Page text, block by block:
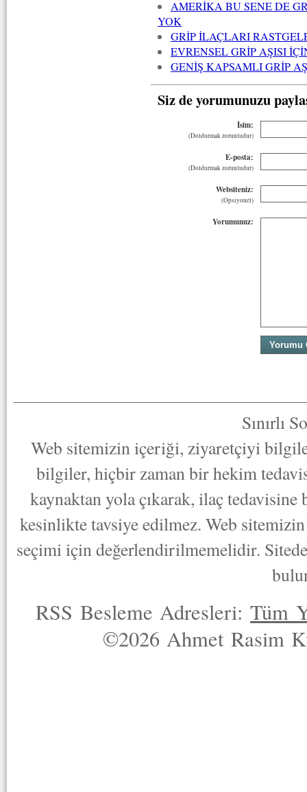
AMERİKA BU SENE DE
YOK
GRİP İLAÇLARI
EVRENSEL GRİP AŞISI
GENİŞ KAPSAMLI GRİP
Siz de yorumunuzu
İsim:
(Doldurmak zorunludur)
E-posta:
(Doldurmak zorunludur)
Websiteniz:
(Opsiyonel)
Yorumunuz:
Sınırlı
Web sitemizin içeriği, ziyaretçiyi
bilgiler, hiçbir zaman bir hekim
kaynaktan yola çıkarak, ilaç
kesinlikte tavsiye edilmez. Web
seçimi için değerlendirilmemelidir.
RSS Besleme Adresleri:Tüm
©2026 Ahmet Rasim